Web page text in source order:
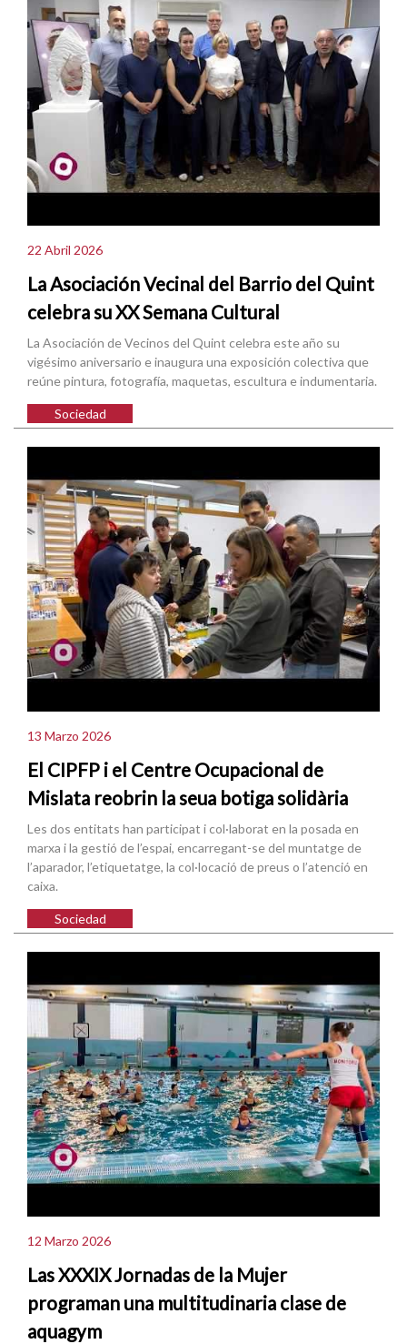
22 Abril 2026
La Asociación Vecinal del Barrio del Quint
celebra su XX Semana Cultural
La Asociación de Vecinos del Quint celebra este año su
vigésimo aniversario e inaugura una exposición colectiva que
reúne pintura, fotografía, maquetas, escultura e indumentaria.
Sociedad
13 Marzo 2026
El CIPFP i el Centre Ocupacional de
Mislata reobrin la seua botiga solidària
Les dos entitats han participat i col·laborat en la posada en
marxa i la gestió de l’espai, encarregant-se del muntatge de
l’aparador, l’etiquetatge, la col·locació de preus o l’atenció en
caixa.
Sociedad
12 Marzo 2026
Las XXXIX Jornadas de la Mujer
programan una multitudinaria clase de
aquagym